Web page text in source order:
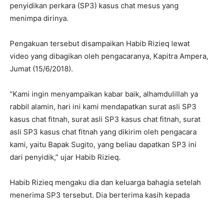
penyidikan perkara (SP3) kasus chat mesus yang
menimpa dirinya.
Pengakuan tersebut disampaikan Habib Rizieq lewat
video yang dibagikan oleh pengacaranya, Kapitra Ampera,
Jumat (15/6/2018).
“Kami ingin menyampaikan kabar baik, alhamdulillah ya
rabbil alamin, hari ini kami mendapatkan surat asli SP3
kasus chat fitnah, surat asli SP3 kasus chat fitnah, surat
asli SP3 kasus chat fitnah yang dikirim oleh pengacara
kami, yaitu Bapak Sugito, yang beliau dapatkan SP3 ini
dari penyidik,” ujar Habib Rizieq.
Habib Rizieq mengaku dia dan keluarga bahagia setelah
menerima SP3 tersebut. Dia berterima kasih kepada